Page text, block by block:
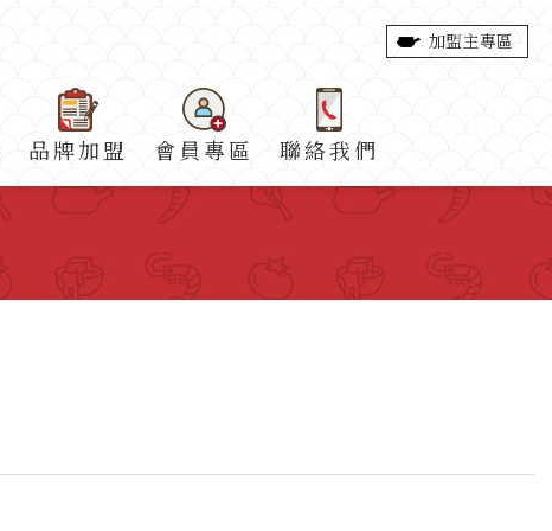
加盟主專區
品牌加盟 會員專區 聯絡我們